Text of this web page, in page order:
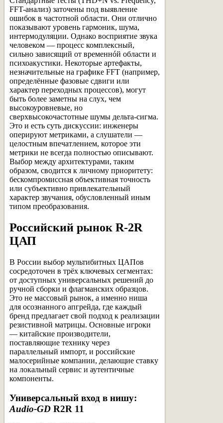
FFT-анализ) заточены под выявление
ошибок в частотной области. Они отлично
показывают уровень гармоник, шума,
интермодуляции. Однако восприятие звука
человеком — процесс комплексный,
сильно зависящий от временнóй области и
психоакустики. Некоторые артефакты,
незначительные на графике FFT (например,
определённые фазовые сдвиги или
характер переходных процессов), могут
быть более заметны на слух, чем
высокоуровневые, но
сверхвысокочастотные шумы дельта-сигма.
Это и есть суть дискуссии: инженеры
оперируют метриками, а слушатели —
целостным впечатлением, которое эти
метрики не всегда полностью описывают.
Выбор между архитектурами, таким
образом, сводится к личному приоритету:
бескомпромиссная объективная точность
или субъективно привлекательный
характер звучания, обусловленный иным
типом преобразования.
Российский рынок R-2R
ЦАП
В России выбор мультибитных ЦАПов
сосредоточен в трёх ключевых сегментах:
от доступных универсальных решений до
ручной сборки и флагманских образцов.
Это не массовый рынок, а именно ниша
для осознанного апгрейда, где каждый
бренд предлагает свой подход к реализации
резистивной матрицы. Основные игроки
— китайские производители,
поставляющие технику через
параллельный импорт, и российские
малосерийные компании, делающие ставку
на локальный сервис и аутентичные
компоненты.
Универсальный вход в нишу:
Audio-GD R2R 11